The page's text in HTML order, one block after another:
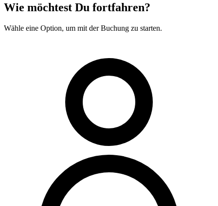
Wie möchtest Du fortfahren?
Wähle eine Option, um mit der Buchung zu starten.